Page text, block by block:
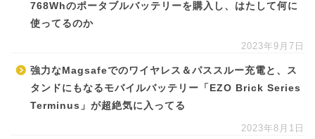
768Whのポータブルバッテリーを購入し、はたして何に
使ってるのか
2023年9月7日
強力なMagsafeでのワイヤレス＆パススルー充電と、ス
タンドにもなるモバイルバッテリー「EZO Brick Series
Terminus」が超絶気に入ってる
2023年8月1日